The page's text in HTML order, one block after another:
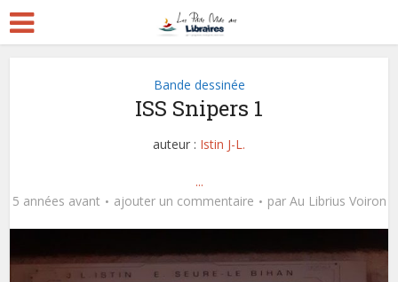
Bande dessinée
ISS Snipers 1
auteur : Istin J-L.
...
5 années avant
ajouter un commentaire par Au Librius Voiron